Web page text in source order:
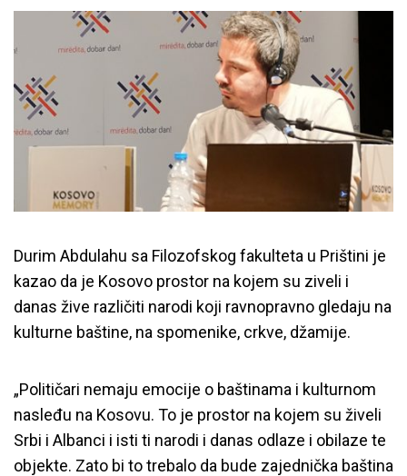
Durim Abdulahu sa Filozofskog fakulteta u Prištini je
kazao da je Kosovo prostor na kojem su ziveli i
danas žive različiti narodi koji ravnopravno gledaju na
kulturne baštine, na spomenike, crkve, džamije.
„Političari nemaju emocije o baštinama i kulturnom
nasleđu na Kosovu. To je prostor na kojem su živeli
Srbi i Albanci i isti ti narodi i danas odlaze i obilaze te
objekte. Zato bi to trebalo da bude zajednička baština